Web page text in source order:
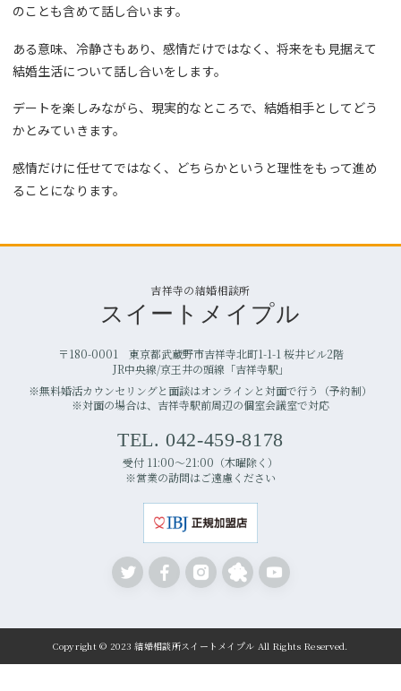
のことも含めて話し合います。
ある意味、冷静さもあり、感情だけではなく、将来をも見据えて
結婚生活について話し合いをします。
デートを楽しみながら、現実的なところで、結婚相手としてどう
かとみていきます。
感情だけに任せてではなく、どちらかというと理性をもって進め
ることになります。
吉祥寺の結婚相談所
スイートメイプル
〒180-0001 東京都武蔵野市吉祥寺北町1-1-1 桜井ビル2階
JR中央線/京王井の頭線「吉祥寺駅」
※無料婚活カウンセリングと面談はオンラインと対面で行う（予約制）
※対面の場合は、吉祥寺駅前周辺の個室会議室で対応
TEL. 042-459-8178
受付 11:00〜21:00（木曜除く）
※営業の訪問はご遠慮ください
Copyright © 2023 結婚相談所スイートメイプル All Rights Reserved.